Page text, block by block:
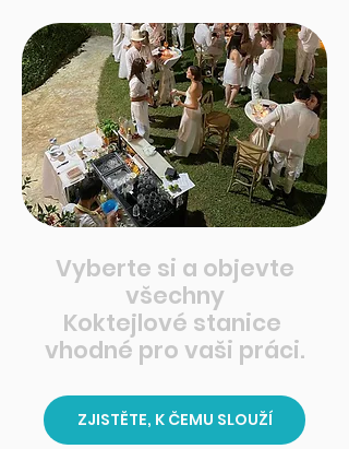
Vyberte si a objevte
všechny
Koktejlové stanice
vhodné pro vaši práci.
ZJISTĚTE, K ČEMU SLOUŽÍ